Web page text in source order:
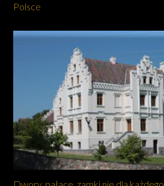
Polsce